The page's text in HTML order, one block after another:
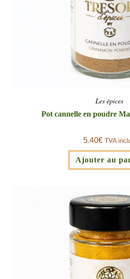
Les épices
Pot cannelle en poudre
5.40€ TVA
Ajouter au